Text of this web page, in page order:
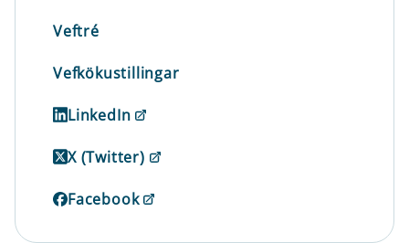
Veftré
Vefkökustillingar
LinkedIn
X (Twitter)
Facebook